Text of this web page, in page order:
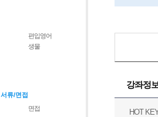
편입영어
생물
류/면접
면접
강좌정
HOT